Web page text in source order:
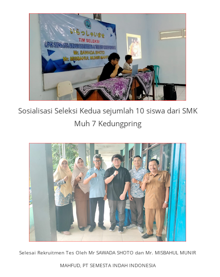
Sosialisasi Seleksi Kedua sejumlah 10 siswa dari SMK
Muh 7 Kedungpring
Selesai Rekruitmen Tes Oleh Mr SAWADA SHOTO dan Mr. MISBAHUL MUNIR
MAHFUD, PT SEMESTA INDAH INDONESIA